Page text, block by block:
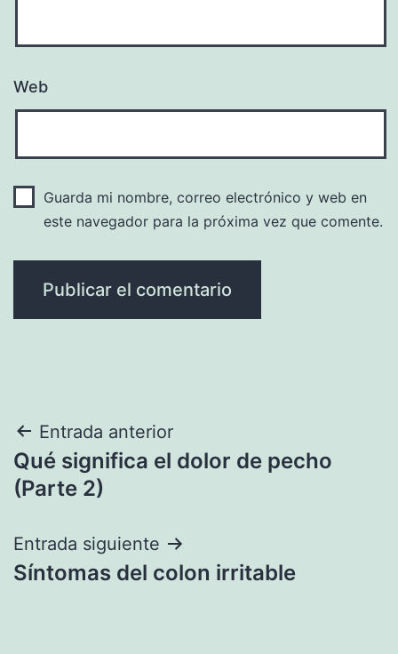
Web
Guarda mi nombre, correo electrónico y web en
este navegador para la próxima vez que comente.
Navegación
de
Entrada anterior
Qué significa el dolor de pecho
(Parte 2)
Entrada siguiente
Síntomas del colon irritable